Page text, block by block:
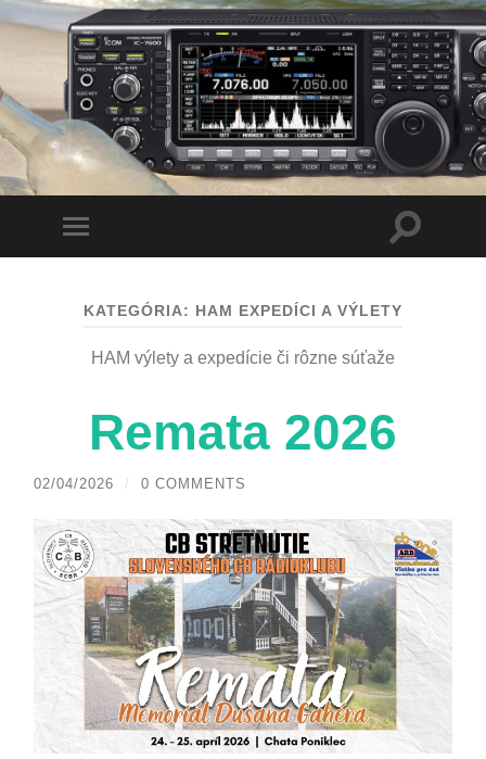
mobile
Toggle
KATEGÓRIA: HAM EXPEDÍCI A VÝLETY
HAM výlety a expedície či rôzne súťaže
Remata 2026
02/04/2026 / 0 COMMENTS